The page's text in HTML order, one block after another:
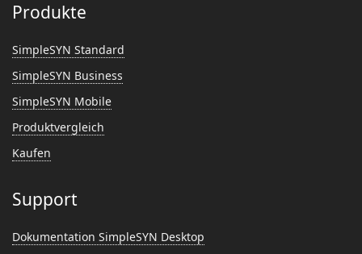
Produkte
SimpleSYN Standard
SimpleSYN Business
SimpleSYN Mobile
Produktvergleich
Kaufen
Support
Dokumentation SimpleSYN Desktop